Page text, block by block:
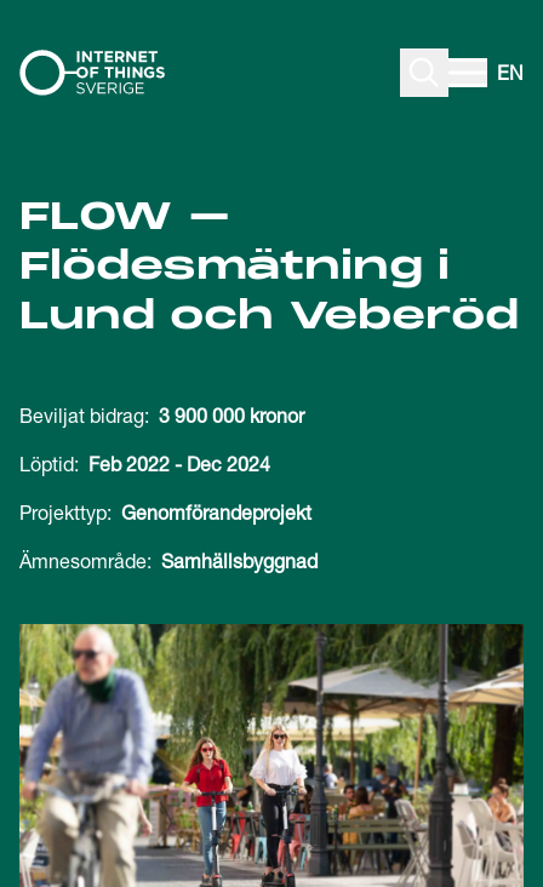
Gå till innehåll
EN
FLOW –
Flödesmätning i
Lund och Veberöd
Beviljat bidrag: 3 900 000 kronor
Löptid: Feb 2022 - Dec 2024
Projekttyp: Genomförandeprojekt
Ämnesområde: Samhällsbyggnad